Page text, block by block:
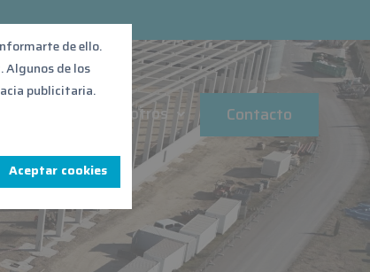
de ello.
Algunos de los
publicitaria.
Aceptar cookies
Sobre nosotros Contacto